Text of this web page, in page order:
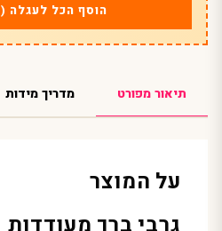
הוסף הכל לעגלה (3 פריטים)
תיאור מפורט מדריך מידות
על המוצר
גרבי ברך מעודדות